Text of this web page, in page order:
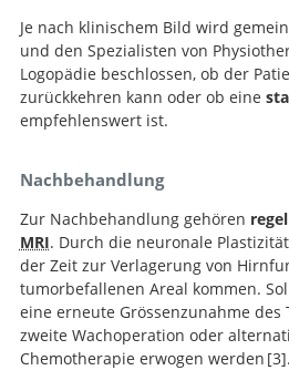
Je nach klinischem Bild wird
und den Spezialisten von
Logopädie beschlossen, ob der
zurückkehren kann oder ob eine
empfehlenswert ist.
Nachbehandlung
Zur Nachbehandlung gehören
MRI. Durch die neuronale
der Zeit zur Verlagerung von
tumorbefallenen Areal kommen.
eine erneute Grössenzunahme des
zweite Wachoperation oder
Chemotherapie erwogen werden 3 .